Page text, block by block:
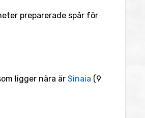
preparerade spår för
ligger nära är Sinaia (9